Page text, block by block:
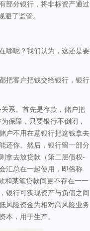
部分银行，将非标资产通过
避了监管。
哪呢？我们认为，这还是要
把客户把钱交给银行，银行
系。首先是存款，储户把
保障，只要银行不倒闭，
户不用在意银行把这钱拿去
还你。然后，银行留一部分
拿去放贷款（第二层债权-
汇总在一起使用，即俗称
和某笔贷款间更不存在一一
银行可实现资产与负债之间
风险资金为相对高风险业务
本，用于生产。